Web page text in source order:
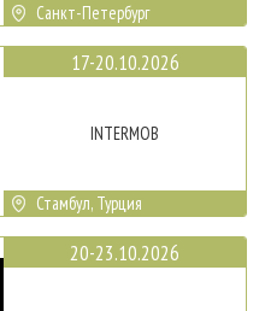
Санкт-Петербург
17-20.10.2026
INTERMOB
Стамбул, Турция
20-23.10.2026